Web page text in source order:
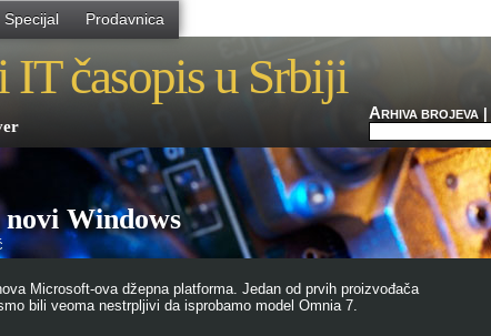
Specijal Prodavnica
IT časopis u Srbiji
ARHIVA BROJEVA|
Windows
Microsoft-ova džepna platforma. Jedan od prvih proizvođača
bili veoma nestrpljivi da isprobamo model Omnia 7.